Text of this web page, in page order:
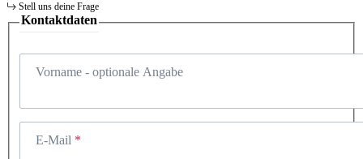
Stell uns deine Frage
Kontaktdaten
Vorname - optionale Angabe
E-Mail